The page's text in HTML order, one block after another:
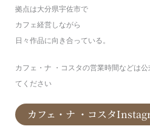
拠点は大分県宇佐市で
カフェ経営しながら
日々作品に向き合っている。
カフェ・ナ ・コスタの営業時間などは
てください
カフェ・ナ ・コスタ